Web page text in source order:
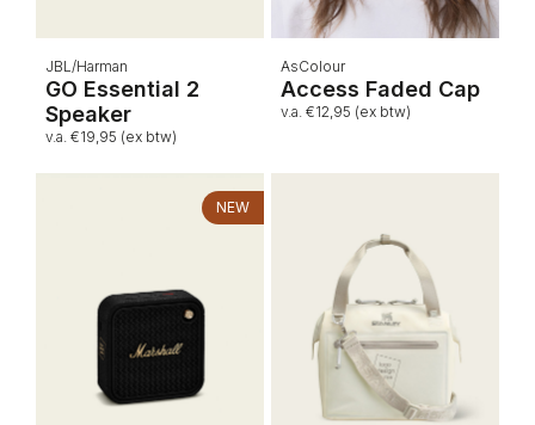
JBL/Harman
GO Essential 2
Speaker
v.a. €19,95 (ex btw)
AsColour
Access Faded Cap
v.a. €12,95 (ex btw)
NEW